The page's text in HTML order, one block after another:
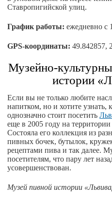
Ставропигийской улиц.
График работы: ежедневно с
GPS-координаты: 49.842857,
Музейно-
истории
Если вы не только любите
напитком, но и хотите узнать,
однозначно стоит посетить
еще в 2005 году на
Состояла его коллекция из
пивных бочек, бутылок,
рецептами пива и так далее.
посетителям, что пару лет
усовершенствован.
Музей пивной истории